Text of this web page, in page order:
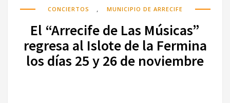
CONCIERTOS , MUNICIPIO DE ARRECIFE
El “Arrecife de Las Músicas”
regresa al Islote de la Fermina
los días 25 y 26 de noviembre